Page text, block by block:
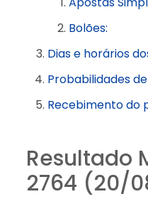
Bolões:
Dias e horários
Probabilidades
Recebimento do
Resultado
2764 (20/